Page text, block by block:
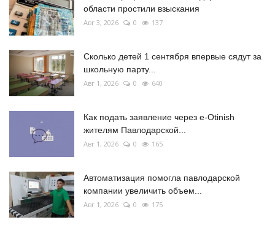
области простили взыскания
Авг 3, 2026 0 137
Сколько детей 1 сентября впервые сядут за
школьную парту...
Авг 1, 2026 0 640
Как подать заявление через e-Otinish
жителям Павлодарской...
Авг 1, 2026 0 165
Автоматизация помогла павлодарской
компании увеличить объем...
Авг 1, 2026 0 175